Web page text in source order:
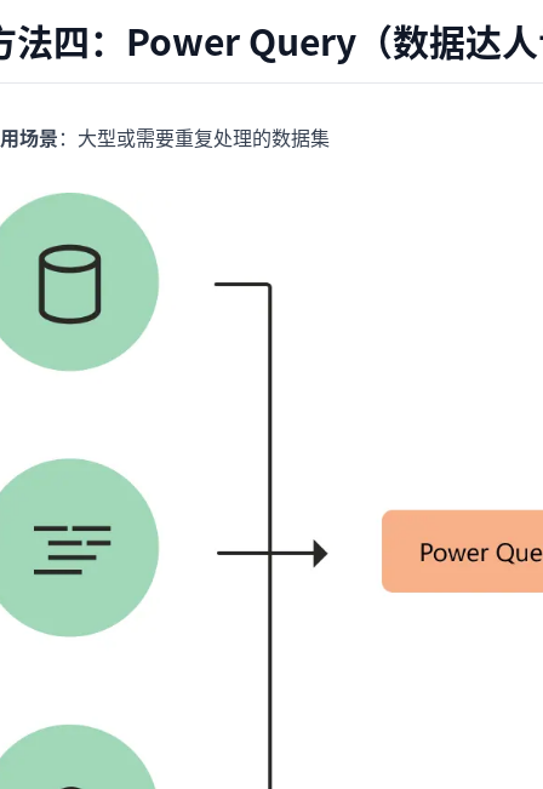
法四：Power Query（数据达
场景：大型或需要重复处理的数据集